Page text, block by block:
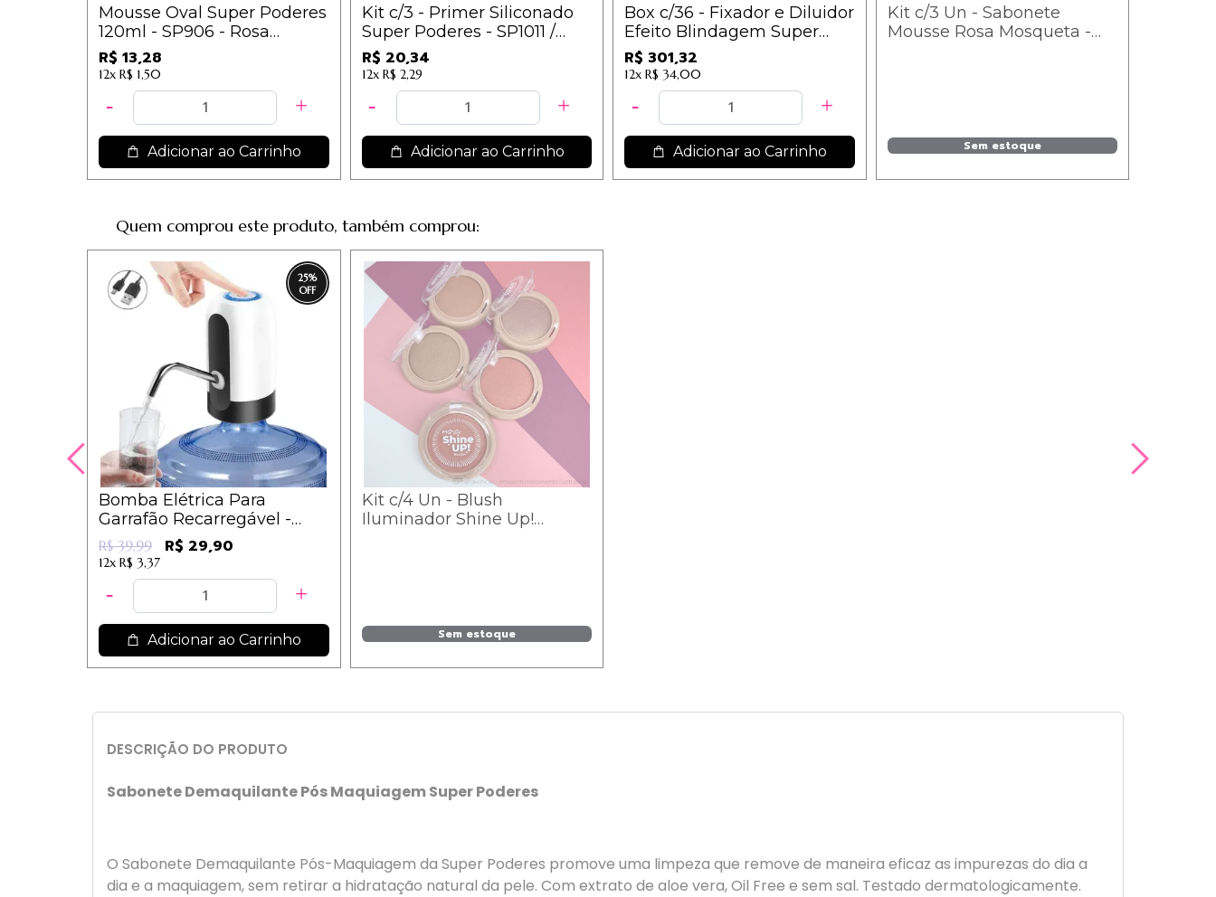
Mousse Oval Super Poderes
120ml - SP906 - Rosa
Mosqueta
R$ 13,28
12x R$ 1,50
Adicionar ao Carrinho
Kit c/3 - Primer Siliconado
Super Poderes - SP1011 /
6,78
R$ 20,34
12x R$ 2,29
Adicionar ao Carrinho
Box c/36 - Fixador e Diluidor
Efeito Blindagem Super
Poderes - FDEBSP01 / 8,37
R$ 301,32
12x R$ 34,00
Adicionar ao Carrinho
Kit c/3 Un - Sabonete
Mousse Rosa Mosqueta -
Sem estoque
Quem comprou este produto, também comprou:
25%
Bomba Elétrica Para
Garrafão Recarregável -
Leon - BOM-1
R$ 39,99 R$ 29,90
12x R$ 3,37
Adicionar ao Carrinho
Kit c/4 Un - Blush
Iluminador Shine Up!
Sem estoque
DESCRIÇÃO DO PRODUTO
Sabonete Demaquilante Pós Maquiagem Super Poderes
O Sabonete Demaquilante Pós-Maquiagem da Super Poderes promove uma limpeza que remove de maneira eficaz as impurezas do dia a
dia e a maquiagem, sem retirar a hidratação natural da pele. Com extrato de aloe vera, Oil Free e sem sal. Testado dermatologicamente.